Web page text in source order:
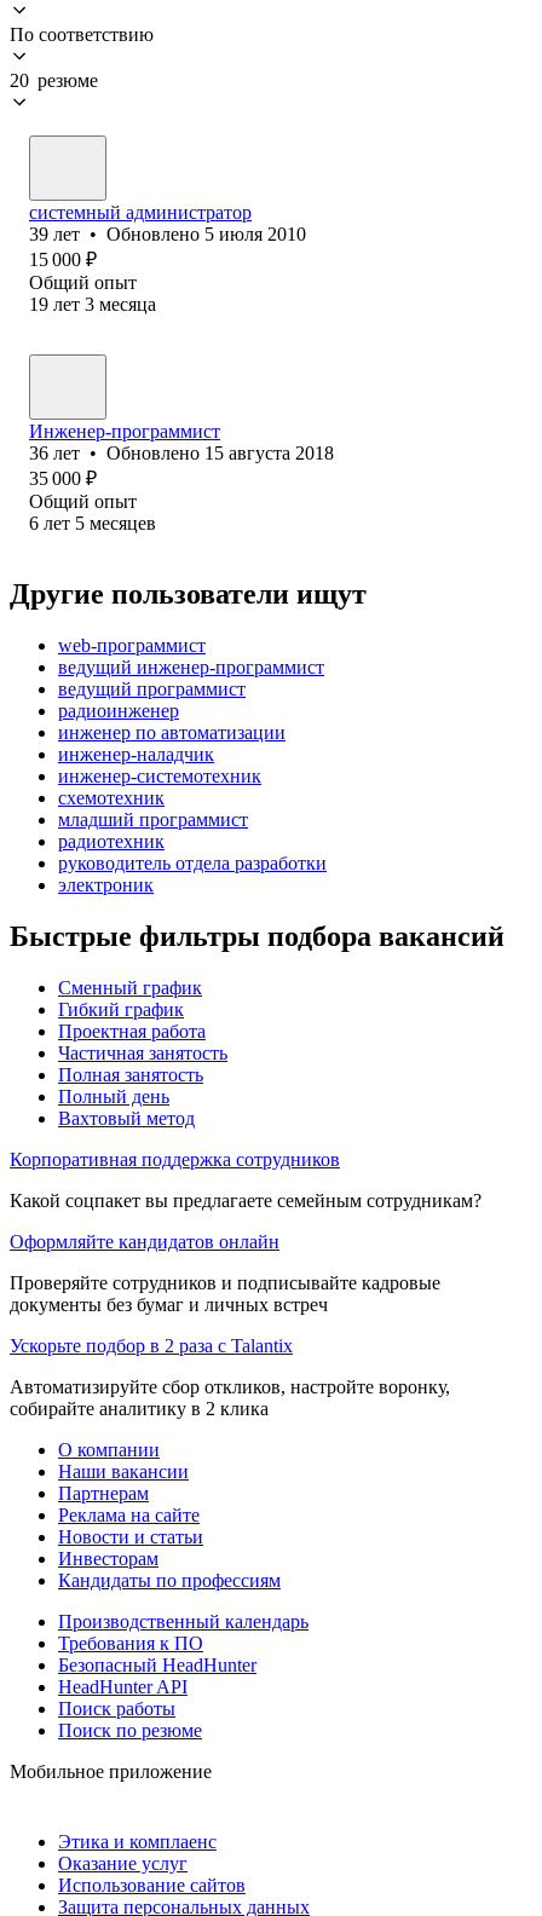
По соответствию
20 резюме
системный администратор
39 лет • Обновлено 5 июля 2010
15 000 ₽
Общий опыт
19 лет 3 месяца
Инженер-программист
36 лет • Обновлено 15 августа 2018
35 000 ₽
Общий опыт
6 лет 5 месяцев
Другие пользователи ищут
web-программист
ведущий инженер-программист
ведущий программист
радиоинженер
инженер по автоматизации
инженер-наладчик
инженер-системотехник
схемотехник
младший программист
радиотехник
руководитель отдела разработки
электроник
Быстрые фильтры подбора вакансий
Сменный график
Гибкий график
Проектная работа
Частичная занятость
Полная занятость
Полный день
Вахтовый метод
Корпоративная поддержка сотрудников
Какой соцпакет вы предлагаете семейным сотрудникам?
Оформляйте кандидатов онлайн
Проверяйте сотрудников и подписывайте кадровые
документы без бумаг и личных встреч
Ускорьте подбор в 2 раза с Talantix
Автоматизируйте сбор откликов, настройте воронку,
собирайте аналитику в 2 клика
О компании
Наши вакансии
Партнерам
Реклама на сайте
Новости и статьи
Инвесторам
Кандидаты по профессиям
Производственный календарь
Требования к ПО
Безопасный HeadHunter
HeadHunter API
Поиск работы
Поиск по резюме
Мобильное приложение
Этика и комплаенс
Оказание услуг
Использование сайтов
Защита персональных данных